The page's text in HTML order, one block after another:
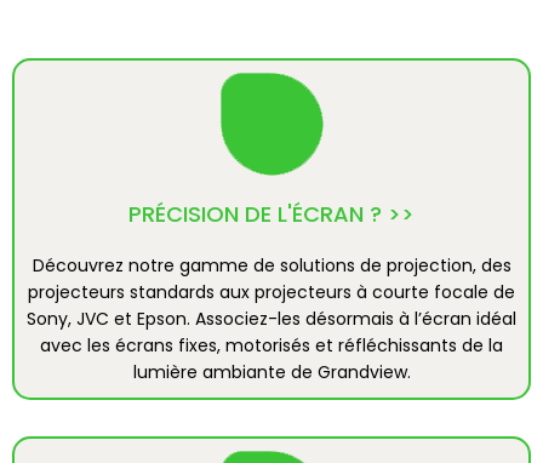
PRÉCISION DE L'ÉCRAN ? >>
Découvrez notre gamme de solutions de projection, des
projecteurs standards aux projecteurs à courte focale de
Sony, JVC et Epson. Associez-les désormais à l’écran idéal
avec les écrans fixes, motorisés et réfléchissants de la
lumière ambiante de Grandview.